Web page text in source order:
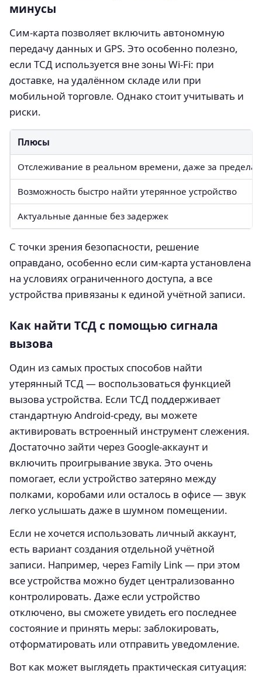
минусы
Сим-карта позволяет включить автономную
передачу данных и GPS. Это особенно полезно,
если ТСД используется вне зоны Wi-Fi: при
доставке, на удалённом складе или при
мобильной торговле. Однако стоит учитывать и
риски.
Плюсы
Отслеживание в реальном времени, даже за
Возможность быстро найти утерянное устройство
Актуальные данные без задержек
С точки зрения безопасности, решение
оправдано, особенно если сим-карта установлена
на условиях ограниченного доступа, а все
устройства привязаны к единой учётной записи.
Как найти ТСД с помощью сигнала
вызова
Один из самых простых способов найти
утерянный ТСД — воспользоваться функцией
вызова устройства. Если ТСД поддерживает
стандартную Android-среду, вы можете
активировать встроенный инструмент слежения.
Достаточно зайти через Google-аккаунт и
включить проигрывание звука. Это очень
помогает, если устройство затеряно между
полками, коробами или осталось в офисе — звук
легко услышать даже в шумном помещении.
Если не хочется использовать личный аккаунт,
есть вариант создания отдельной учётной
записи. Например, через Family Link — при этом
все устройства можно будет централизованно
контролировать. Даже если устройство
отключено, вы сможете увидеть его последнее
состояние и принять меры: заблокировать,
отформатировать или отправить уведомление.
Вот как может выглядеть практическая ситуация: